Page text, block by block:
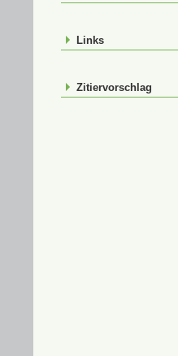
Links
Zitiervorschlag